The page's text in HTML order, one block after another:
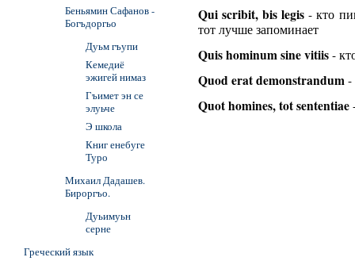
Qui scribit, bis legis - кто
тот лучше запоминает
Quis hominum sine vitiis -
Quod erat demonstrandum -
Quot homines, tot sententiae
Беньямин Сафанов -
Богъдоргьо
Дуьм гъупи
Кемедиё
эжигей нимаз
Гъимет эн се
элуьче
Э школа
Книг енебуге
Туро
Михаил Дадашев.
Бироргъо.
Дуьимуьн
серне
Греческий язык